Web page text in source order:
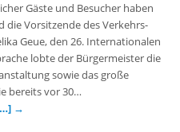
Gäste und Besucher haben
die Vorsitzende des Verkehrs-
Geue, den 26. Internationalen
lobte der Bürgermeister die
sowie das große
bereits vor 30…
→